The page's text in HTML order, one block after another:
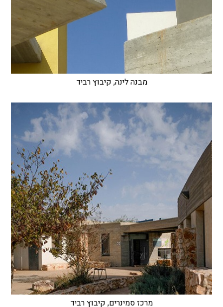
מבנה לינה, קיבוץ רביד
מרכז סמינרים, קיבוץ רביד